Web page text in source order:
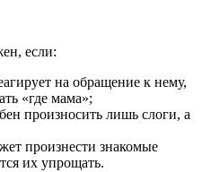
если:
на обращение к нему,
«где мама»;
произносить лишь слоги, а
произнести знакомые
их упрощать.